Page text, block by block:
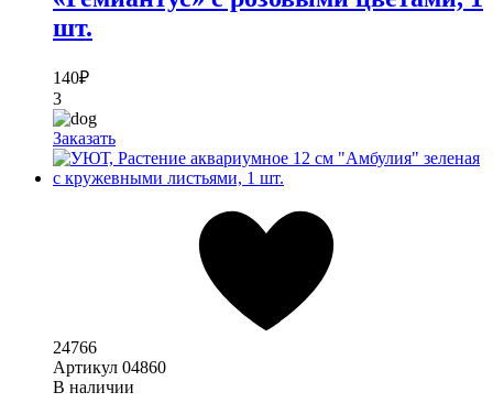
шт.
140₽
3
Заказать
24766
Артикул 04860
В наличии